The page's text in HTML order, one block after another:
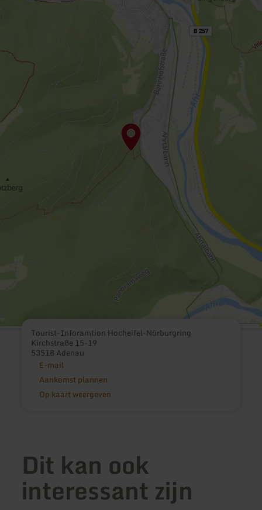
Tourist-Inforamtion Hocheifel-Nürburgring
Kirchstraße 15-19
53518 Adenau
E-mail
Aankomst plannen
Op kaart weergeven
Dit kan ook
interessant zijn